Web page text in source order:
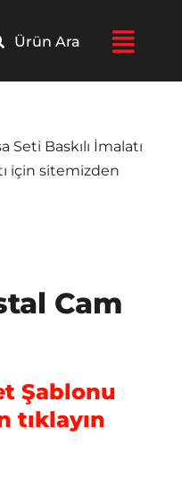
Ürün Ara
Cam
Şablonu
tıklayın